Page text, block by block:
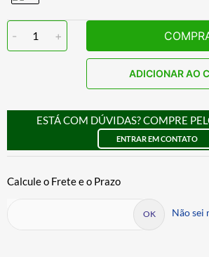
- 1 +
ADICIONAR AO
ESTÁ COM DÚVIDAS? COMPRE
ENTRAR EM CONTATO
Não sei